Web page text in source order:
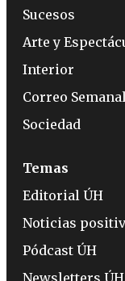
Sucesos
Arte y
Interior
Correo Semanal
Sociedad
Temas
Editorial ÚH
Noticias
Pódcast ÚH
Newsletters ÚH